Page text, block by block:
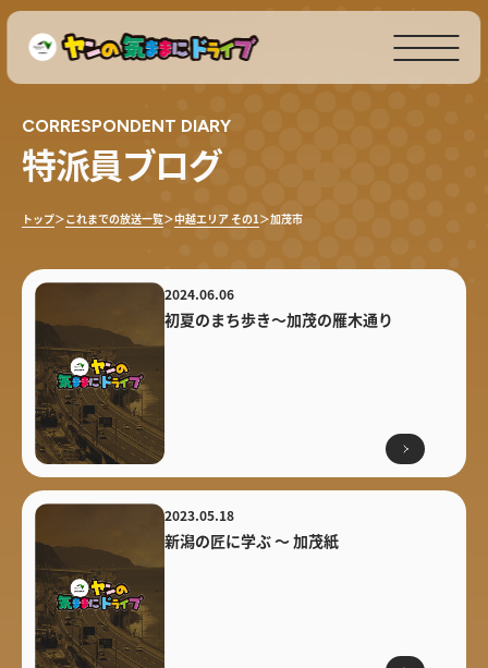
CORRESPONDENT DIARY
特派員ブログ
トップ＞これまでの放送一覧＞中越エリア その1＞加茂市
2024.06.06
初夏のまち歩き〜加茂の雁木通り
2023.05.18
新潟の匠に学ぶ ～ 加茂紙